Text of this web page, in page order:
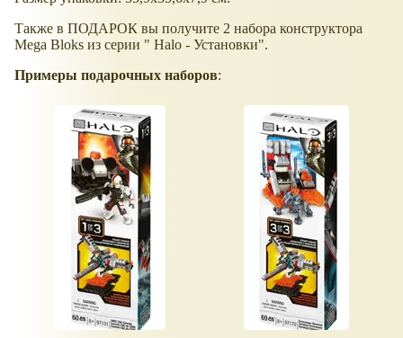
Также в ПОДАРОК вы получите 2 набора конструктора
Mega Bloks из серии " Halo - Установки".
Примеры подарочных наборов: